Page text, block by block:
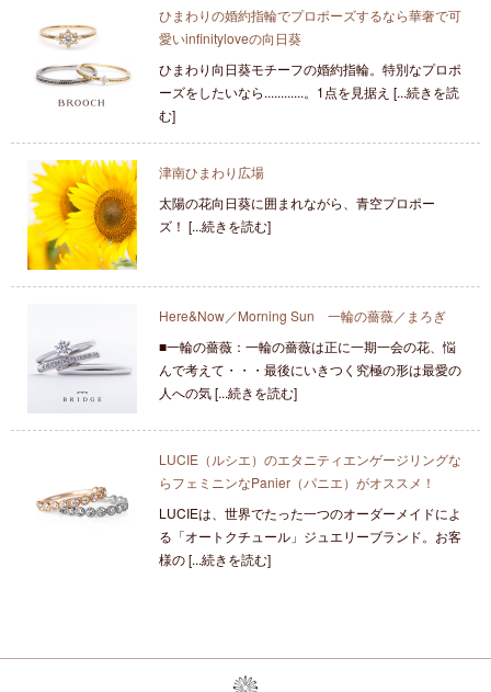
ひまわりの婚約指輪でプロポーズするなら華奢で可
愛いinfinityloveの向日葵
ひまわり向日葵モチーフの婚約指輪。特別なプロポ
ーズをしたいなら............。1点を見据え [...続きを読
む]
津南ひまわり広場
太陽の花向日葵に囲まれながら、青空プロポー
ズ！ [...続きを読む]
Here&Now／Morning Sun 一輪の薔薇／まろぎ
■一輪の薔薇：一輪の薔薇は正に一期一会の花、悩
んで考えて・・・最後にいきつく究極の形は最愛の
人への気 [...続きを読む]
LUCIE（ルシエ）のエタニティエンゲージリングな
らフェミニンなPanier（パニエ）がオススメ！
LUCIEは、世界でたった一つのオーダーメイドによ
る「オートクチュール」ジュエリーブランド。お客
様の [...続きを読む]